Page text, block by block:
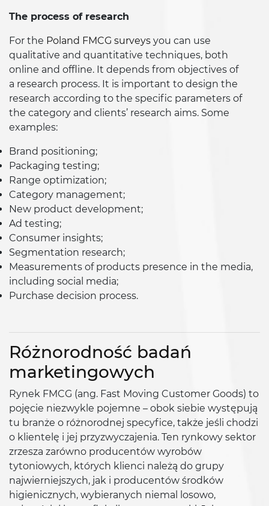
The process of research
For the Poland FMCG surveys you can use
qualitative and quantitative techniques, both
online and offline. It depends from objectives of
a research process. It is important to design the
research according to the specific parameters of
the category and clients’ research aims. Some
examples:
Brand positioning;
Packaging testing;
Range optimization;
Category management;
New product development;
Ad testing;
Consumer insights;
Segmentation research;
Measurements of products presence in the media,
including social media;
Purchase decision process.
Różnorodność badań
marketingowych
Rynek FMCG (ang. Fast Moving Customer Goods) to
pojęcie niezwykle pojemne – obok siebie występują
tu branże o różnorodnej specyfice, także jeśli chodzi
o klientelę i jej przyzwyczajenia. Ten rynkowy sektor
zrzesza zarówno producentów wyrobów
tytoniowych, których klienci należą do grupy
najwierniejszych, jak i producentów środków
higienicznych, wybieranych niemal losowo,